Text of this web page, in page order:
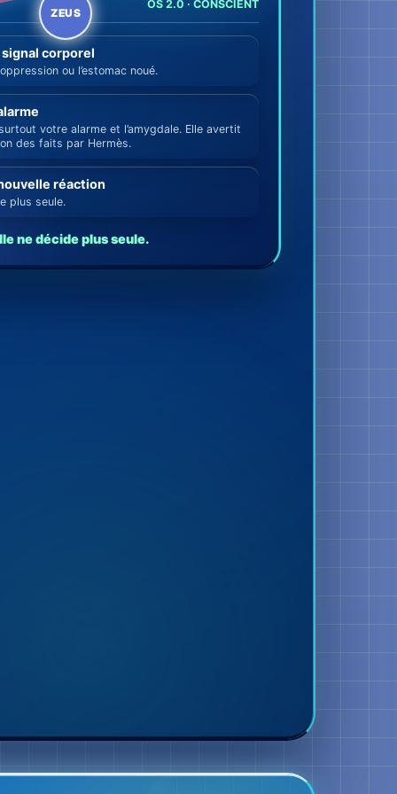
ZEUS
OS 2.0 · CONSCIENT
corporel
ou l’estomac noué.
votre alarme et l’amygdale. Elle avertit
des faits par Hermès.
réaction
plus seule.
ne décide plus seule.